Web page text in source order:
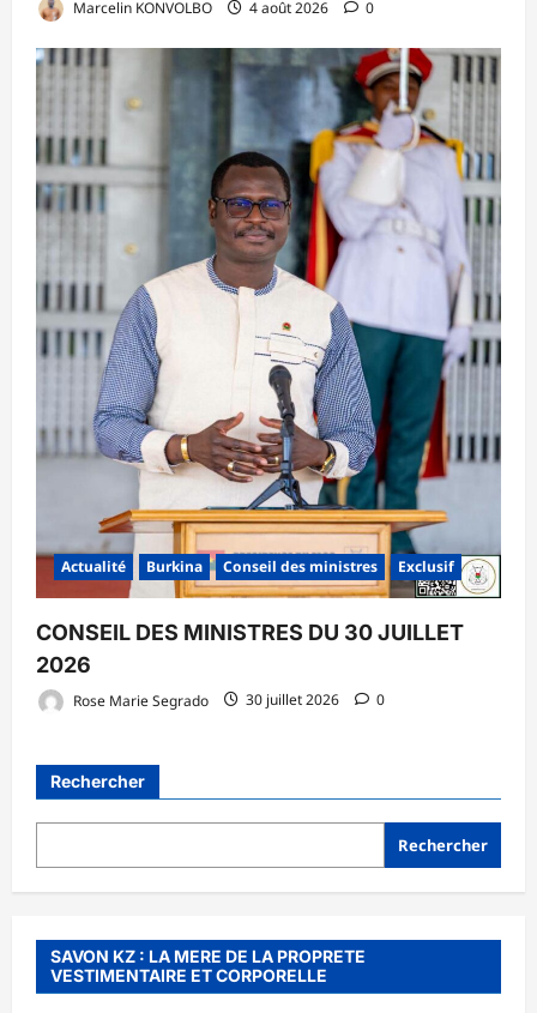
Marcelin KONVOLBO 4 août 2026 0
Actualité Burkina Conseil des ministres Exclusif
CONSEIL DES MINISTRES DU 30 JUILLET
2026
Rose Marie Segrado 30 juillet 2026 0
Rechercher
Rechercher
SAVON KZ : LA MERE DE LA PROPRETE
VESTIMENTAIRE ET CORPORELLE